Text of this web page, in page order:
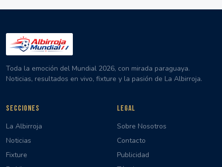
Toda la emoción del Mundial 2026, con mirada paraguaya.
Noticias, resultados en vivo, fixture y la pasión de La Albirroja.
SECCIONES
La Albirroja
Noticias
Fixture
LEGAL
Sobre Nosotros
Contacto
Publicidad